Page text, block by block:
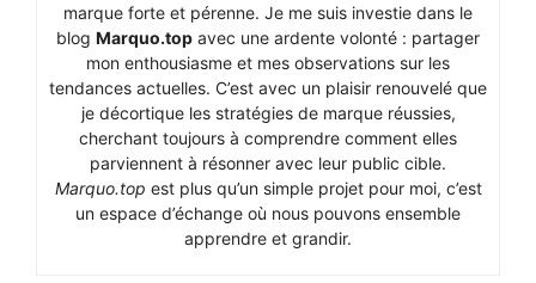
marque forte et pérenne. Je me suis investie dans le
blog Marquo.top avec une ardente volonté : partager
mon enthousiasme et mes observations sur les
tendances actuelles. C’est avec un plaisir renouvelé que
je décortique les stratégies de marque réussies,
cherchant toujours à comprendre comment elles
parviennent à résonner avec leur public cible.
Marquo.top est plus qu’un simple projet pour moi, c’est
un espace d’échange où nous pouvons ensemble
apprendre et grandir.